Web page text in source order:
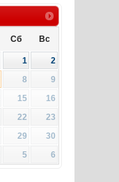
Сб Вс
1
2
8
9
15
16
22
23
29
30
5 6